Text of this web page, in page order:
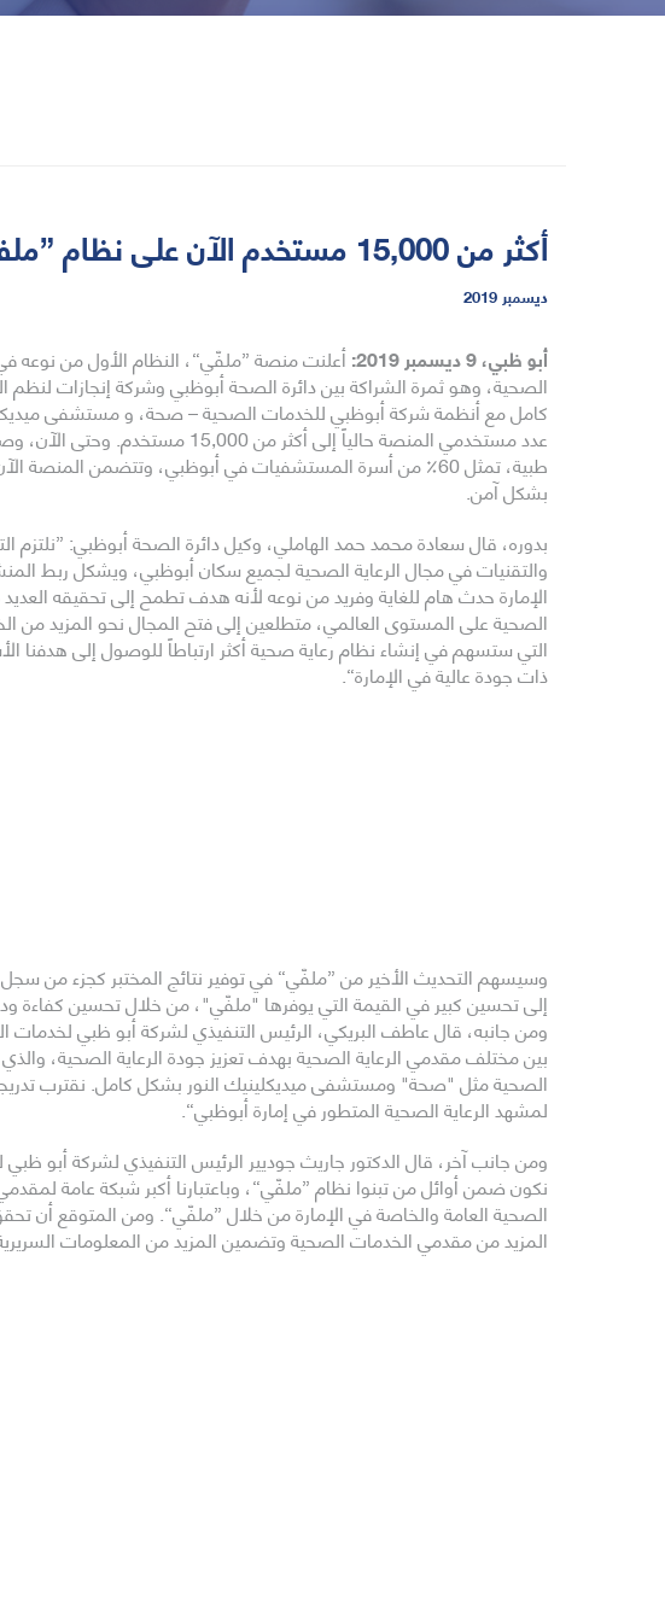
أكثر من 15,000 مستخدم الآن على نظام ”ملفي“ أول منصة لتبادل المعلومات الصحية في المنطقة
ديسمبر 2019
أبو ظبي، 9 ديسمبر 2019: أعلنت منصة ”ملفّي“، النظام الأول من نوعه
الصحية، وهو ثمرة الشراكة بين دائرة الصحة أبوظبي وشركة إنجازات لنظم
كامل مع أنظمة شركة أبوظبي للخدمات الصحية – صحة، و مستشفى
بشكل آمن.
بدوره، قال سعادة محمد حمد الهاملي، وكيل دائرة الصحة أبوظبي: ”نلتزم
والتقنيات في مجال الرعاية الصحية لجميع سكان أبوظبي، ويشكل ربط
الإمارة حدث هام للغاية وفريد من نوعه لأنه هدف تطمح إلى تحقيقه
الصحية على المستوى العالمي، متطلعين إلى فتح المجال نحو المزيد من
التي ستسهم في إنشاء نظام رعاية صحية أكثر ارتباطاً للوصول إلى هدفنا
ذات جودة عالية في الإمارة“.
إلى تحسين كبير في القيمة التي يوفرها "ملفّي"، من خلال تحسين كفاءة
ومن جانبه، قال عاطف البريكي، الرئيس التنفيذي لشركة أبو ظبي لخدمات
بين مختلف مقدمي الرعاية الصحية بهدف تعزيز جودة الرعاية الصحية،
الصحية مثل "صحة" ومستشفى ميديكلينيك النور بشكل كامل. نقترب
لمشهد الرعاية الصحية المتطور في إمارة أبوظبي“.
ومن جانب آخر، قال الدكتور جاريث جوديير الرئيس التنفيذي لشركة أبو
نكون ضمن أوائل من تبنوا نظام ”ملفّي“، وباعتبارنا أكبر شبكة عامة
الصحية العامة والخاصة في الإمارة من خلال ”ملفّي“. ومن المتوقع أن
المزيد من مقدمي الخدمات الصحية وتضمين المزيد من المعلومات